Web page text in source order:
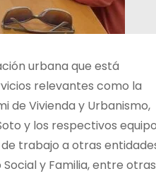
urbana que está
relevantes como la
de Vivienda y Urbanismo,
y los respectivos
trabajo a otras
y Familia, entre